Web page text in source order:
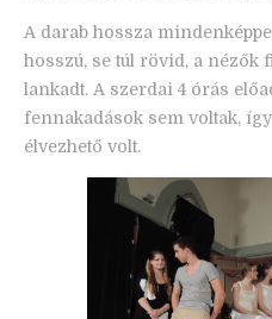
A darab hossza
hosszú, se túl rövid, a nézők
lankadt. A szerdai 4 órás
fennakadások sem voltak,
élvezhető volt.